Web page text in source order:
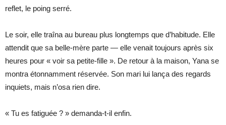
reflet, le poing serré.
Le soir, elle traîna au bureau plus longtemps que d’habitude. Elle
attendit que sa belle-mère parte — elle venait toujours après six
heures pour « voir sa petite-fille ». De retour à la maison, Yana se
montra étonnamment réservée. Son mari lui lança des regards
inquiets, mais n’osa rien dire.
« Tu es fatiguée ? » demanda-t-il enfin.